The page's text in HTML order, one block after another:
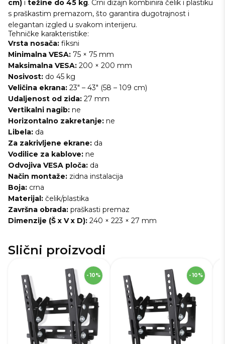
cm) i težine do 45 kg. Crni dizajn kombinira čelik i plastiku
s praškastim premazom, što garantira dugotrajnost i
elegantan izgled u svakom interijeru.
Tehničke karakteristike:
Vrsta nosača: fiksni
Minimalna VESA: 75 × 75 mm
Maksimalna VESA: 200 × 200 mm
Nosivost: do 45 kg
Veličina ekrana: 23" – 43" (58 – 109 cm)
Udaljenost od zida: 27 mm
Vertikalni nagib: ne
Horizontalno zakretanje: ne
Libela: da
Za zakrivljene ekrane: da
Vodilice za kablove: ne
Odvojiva VESA ploča: da
Način montaže: zidna instalacija
Boja: crna
Materijal: čelik/plastika
Završna obrada: praškasti premaz
Dimenzije (Š x V x D): 240 × 223 × 27 mm
Slični proizvodi
- 10%
272052
Visina
23,0 cm
Širina
Dubina
10,5 cm
Robna marka
Hama
Težina
1,3 kg
Boja
Crna
Jamstvo
- 10%